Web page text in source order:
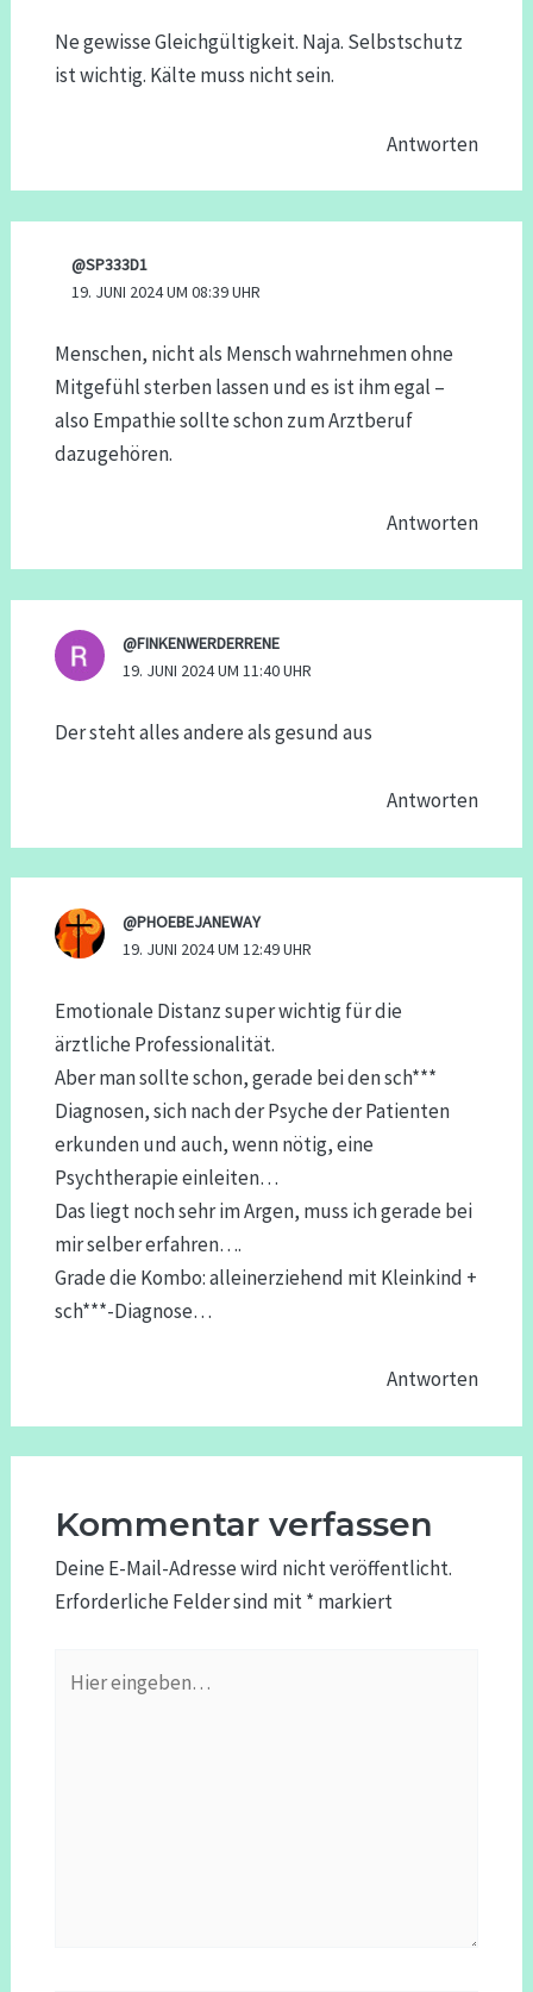
Ne gewisse Gleichgültigkeit. Naja. Selbstschutz
ist wichtig. Kälte muss nicht sein.
Antworten
@SP333D1
19. JUNI 2024 UM 08:39 UHR
Menschen, nicht als Mensch wahrnehmen ohne
Mitgefühl sterben lassen und es ist ihm egal –
also Empathie sollte schon zum Arztberuf
dazugehören.
Antworten
@FINKENWERDERRENE
19. JUNI 2024 UM 11:40 UHR
Der steht alles andere als gesund aus
Antworten
@PHOEBEJANEWAY
19. JUNI 2024 UM 12:49 UHR
Emotionale Distanz super wichtig für die
ärztliche Professionalität.
Aber man sollte schon, gerade bei den sch***
Diagnosen, sich nach der Psyche der Patienten
erkunden und auch, wenn nötig, eine
Psychtherapie einleiten…
Das liegt noch sehr im Argen, muss ich gerade bei
mir selber erfahren….
Grade die Kombo: alleinerziehend mit Kleinkind +
sch***-Diagnose…
Antworten
Kommentar verfassen
Deine E-Mail-Adresse wird nicht veröffentlicht.
Erforderliche Felder sind mit* markiert
eingeben…